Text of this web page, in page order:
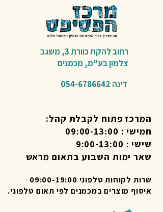
רחוב להקת כוורת 3,
משגב
צלמון בע"מ,מכמנים​
דינה 054-6786642
המרכז פתוח לקבלת קהל:
חמישי : 09:00-13:00
שישי : 9:00-13:00
שאר ימות השבוע בתאום מראש
שרות לקוחות טלפוני 09:00-19:00
איסוף מוצרים במכמנים לפי תאום טלפוני.